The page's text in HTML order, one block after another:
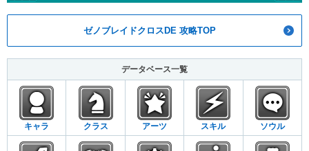
ゼノブレイドクロスDE 攻略TOP
データベース一覧
キャラ クラス アーツ スキル ソウル